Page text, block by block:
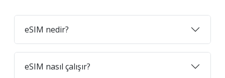
eSIM nedir?
eSIM nasıl çalışır?